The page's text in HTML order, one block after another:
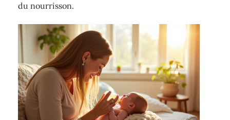
du nourrisson.